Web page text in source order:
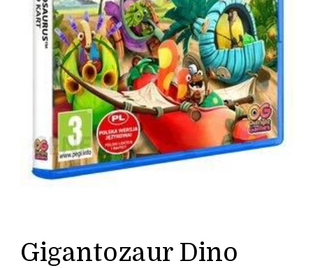
Gigantozaur Dino